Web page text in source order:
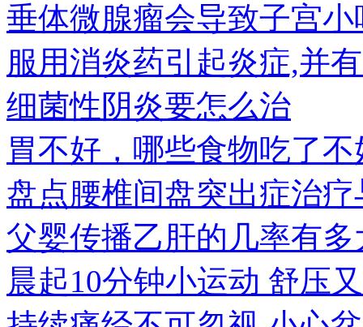
垂体微腺瘤会导致子宫小
服用消炎药引起炎症,并
细菌性阴炎要怎么治
胃不好，哪些食物吃了不
盘点腰椎间盘突出症治疗
父婴传播乙肝的几率有多
晨起10分钟小运动 舒压